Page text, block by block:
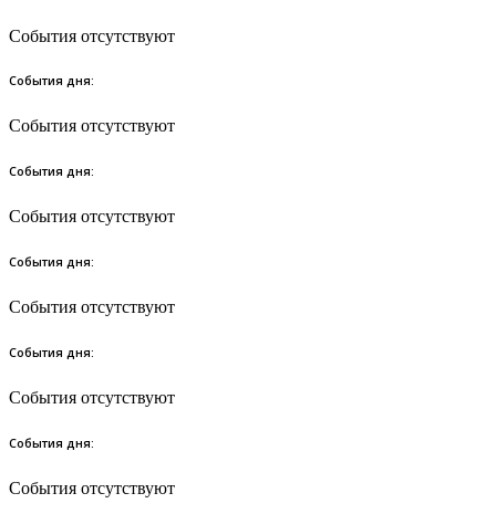
События отсутствуют
События дня:
События отсутствуют
События дня:
События отсутствуют
События дня:
События отсутствуют
События дня:
События отсутствуют
События дня:
События отсутствуют